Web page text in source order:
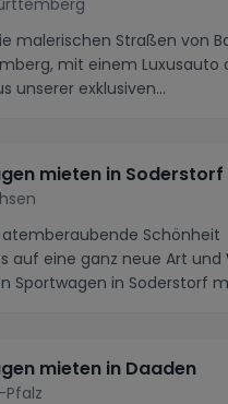
malerischen Straßen von
mit einem Luxusauto
unserer exklusiven
mieten in Soderstorf
atemberaubende Schönheit
auf eine ganz neue Art und
Sportwagen in Soderstorf
mieten in Daaden
Pfalz